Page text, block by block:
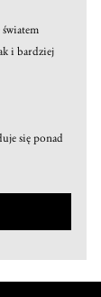
światem
i bardziej
się ponad